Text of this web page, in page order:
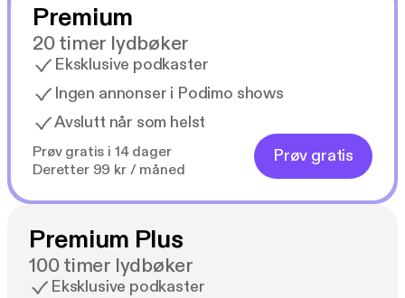
Premium
20 timer lydbøker
Eksklusive podkaster
Ingen annonser i Podimo shows
Avslutt når som helst
Prøv gratis i 14 dager
Deretter 99 kr / måned
Prøv gratis
Premium Plus
100 timer lydbøker
Eksklusive podkaster